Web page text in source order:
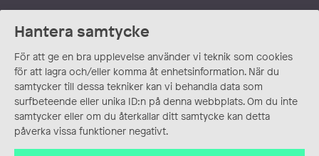
Hantera samtycke
För att ge en bra upplevelse använder vi teknik som cookies
för att lagra och/eller komma åt enhetsinformation. När du
samtycker till dessa tekniker kan vi behandla data som
surfbeteende eller unika ID:n på denna webbplats. Om du inte
samtycker eller om du återkallar ditt samtycke kan detta
påverka vissa funktioner negativt.